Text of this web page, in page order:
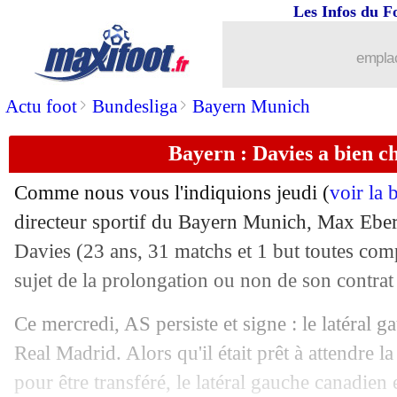
Actu foot> Bundesliga> Bayern Munich
Les Infos du
Bayern : Davies a bien
Comme nous vous l'indiquions jeudi (voir la
directeur sportif du Bayern Munich, Max
Davies (23 ans, 31 matchs et 1 but toutes
sujet de la prolongation ou non de son
Ce mercredi, AS persiste et signe : le latéral
Real Madrid. Alors qu'il était prêt à attendre
pour être transféré, le latéral gauche canadien
CdM 2030
20/03 EdF
20/03 OM: un ailier de la Juventus dans le
20/03 Corée du Sud : Son salue le courage
20/03 Salernitana : Ribéry refuse d'intégrer
20/03 Liverpool: le nouveau DS confirmé
20/03 Bayern: une folie nommée Mourinho
20/03 Lazio: Tudor dithyrambique envers